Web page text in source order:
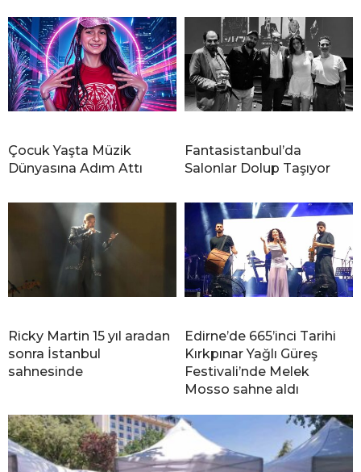
Çocuk Yaşta Müzik
Dünyasına Adım Attı
Fantasistanbul’da
Salonlar Dolup Taşıyor
Ricky Martin 15 yıl aradan
sonra İstanbul
sahnesinde
Edirne’de 665’inci Tarihi
Kırkpınar Yağlı Güreş
Festivali’nde Melek
Mosso sahne aldı